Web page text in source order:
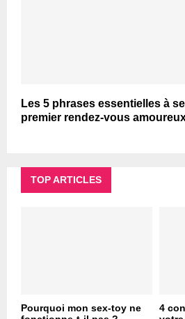
Les 5 phrases essentielles à
premier rendez-vous
TOP ARTICLES
Pourquoi mon sex-toy ne
4